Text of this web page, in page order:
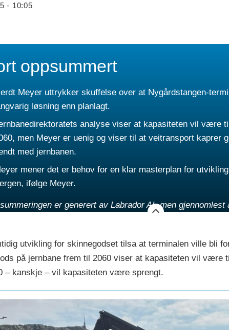
- 10:05
oppsummert
Meyer uttrykker skuffelse over at Nygårdstangen-
løsning enn planlagt.
analyse viser at kapasiteten vil være
men Meyer er uenig og viser til at veitransport kaprer
med jernbanen.
mener det er behov for en klar masterplan for
ifølge Meyer.
er generert av Labrador AI, men gjennomlest
utvikling for skinnegodset tilsa at terminalen ville bli
på jernbane frem til 2060 viser at kapasiteten vil være
– kanskje – vil kapasiteten være sprengt.